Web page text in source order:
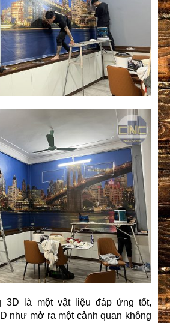
3D là một vật liệu đáp ứng tốt,
như mở ra một cảnh quan không